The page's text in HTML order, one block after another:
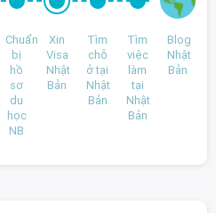
Chuẩn
bị
hồ
sơ
du
học
NB
Xin
Visa
Nhật
Bản
Tìm
chỗ
ở tại
Nhật
Bản
Tìm
việc
làm
tại
Nhật
Bản
Blog
Nhật
Bản